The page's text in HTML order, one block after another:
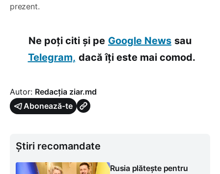
prezent.
Ne poți citi și pe Google News sau
Telegram, dacă îți este mai comod.
Autor: Redacția ziar.md
Abonează-te
Știri recomandate
Rusia plătește pentru